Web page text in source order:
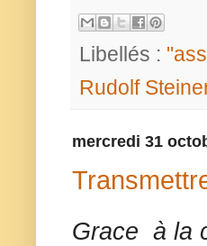
Libellés :
Rudolf
mercredi 31
Grace à la